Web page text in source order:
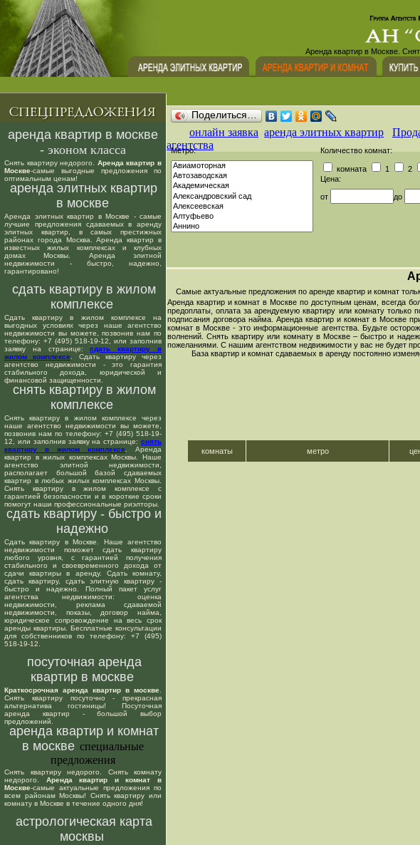
Аренда квартир в Москве.
аренда квартир в москве
- эконом класса
Снять квартиру недорого. Аренда квартир в
Москве-самые выгодные предложения по
оптимальным ценам!
аренда элитных квартир
в москве
Аренда элитных квартир в Москве - самые
лучшие предложения сдаваемых в аренду
элитных квартир, в самых престижных
районах города Москва. Аренда квартир в
известных жилых комплексах и клубных
домах Москвы. Аренда элитной
недвижимости - быстро, надежно,
гарантировано!
сдать квартиру в жилом
комплексе
Сдать квартиру в жилом комплексе на
выгодных условиях через наше агентство
недвижимости вы можете, позвонив нам по
телефону: +7 (495) 518-19-12, или заполнив
заявку на странице:сдать квартиру в
жилом комплексе . Сдать квартиру через
агентство недвижимости - это гарантия
стабильного дохода, юридической и
финансовой защищенности.
снять квартиру в жилом
комплексе
Снять квартиру в жилом комплексе через
наше агентство недвижимости вы можете,
позвонив нам по телефону: +7 (495) 518-19-
12, или заполнив заявку на странице: снять
квартиру в жилом комплексе . Аренда
квартир в жилых комплексах Москвы. Наше
агентство элитной недвижимости,
располагает большой базой сдаваемых
квартир в любых жилых комплексах Москвы.
Снять квартиру в жилом комплексе с
гарантией безопасности и в короткие сроки
помогут наши профессиональные риэлторы.
сдать квартиру - быстро и
надежно
Сдать квартиру в Москве. Наше агентство
недвижимости поможет сдать квартиру
любого уровня, с гарантией получения
стабильного и своевременного дохода от
сдачи квартиры в аренду. Сдать комнату,
сдать квартиру, сдать элитную квартиру -
быстро и надежно. Полный пакет услуг
агентства недвижимости: оценка
недвижимости, реклама сдаваемой
недвижимости, показы, договор найма,
юридическое сопровождение на весь срок
аренды квартиры. Бесплатные консультации
для собственников по телефону: +7 (495)
518-19-12.
посуточная аренда
квартир в москве
Краткосрочная аренда квартир в москве
Снять квартиру посуточно - прекрасная
альтернатива гостиницы! Посуточная
аренда квартир - большой выбор
предложений.
аренда квартир и комнат
в москве специальные
предложения
Снять квартиру недорого. Снять комнату
недорого. Аренда квартир и комнат в
Москве-самые актуальные предложения по
всем районам Москвы! Снять квартиру или
комнату в Москве в течение одного дня!
астрологическая карта
москвы
Поделиться…
онлайн заявка аренда элитных квартир
агентства
Метро: Количество комнат:
комната 1 2
Цена:
от до
Самые актуальные предложения по аренде квартир и комнат
Аренда квартир и комнат в Москве по доступным ценам, всегда
предоплаты, оплата за арендуемую квартиру или комнату только
подписания договора найма. Аренда квартир и комнат в Москве
комнат в Москве - это информационные агентства. Будьте
волнений. Снять квартиру или комнату в Москве – быстро и
пожеланиями. С нашим агентством недвижимости у вас не будет
База квартир и комнат сдаваемых в аренду постоянно
комнаты метро